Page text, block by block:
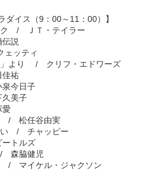
ダイス（9：00～11：00）】
ク / ＪＴ・テイラー
説
ッティ
」より / クリフ・エドワーズ
祐
今日子
美子
/ 松任谷由実
い / チャッピー
トルズ
森脇健児
/ マイケル・ジャクソン